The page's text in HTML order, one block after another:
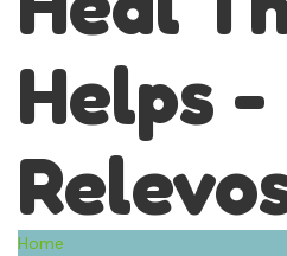
Helps -
Home